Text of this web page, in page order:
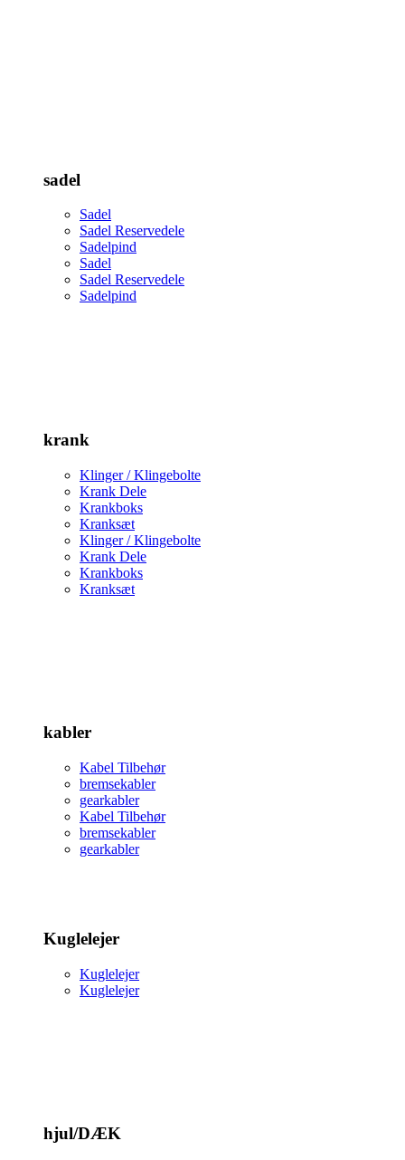
sadel
Sadel
Sadel Reservedele
Sadelpind
Sadel
Sadel Reservedele
Sadelpind
krank
Klinger / Klingebolte
Krank Dele
Krankboks
Kranksæt
Klinger / Klingebolte
Krank Dele
Krankboks
Kranksæt
kabler
Kabel Tilbehør
bremsekabler
gearkabler
Kabel Tilbehør
bremsekabler
gearkabler
Kuglelejer
Kuglelejer
Kuglelejer
hjul/DÆK